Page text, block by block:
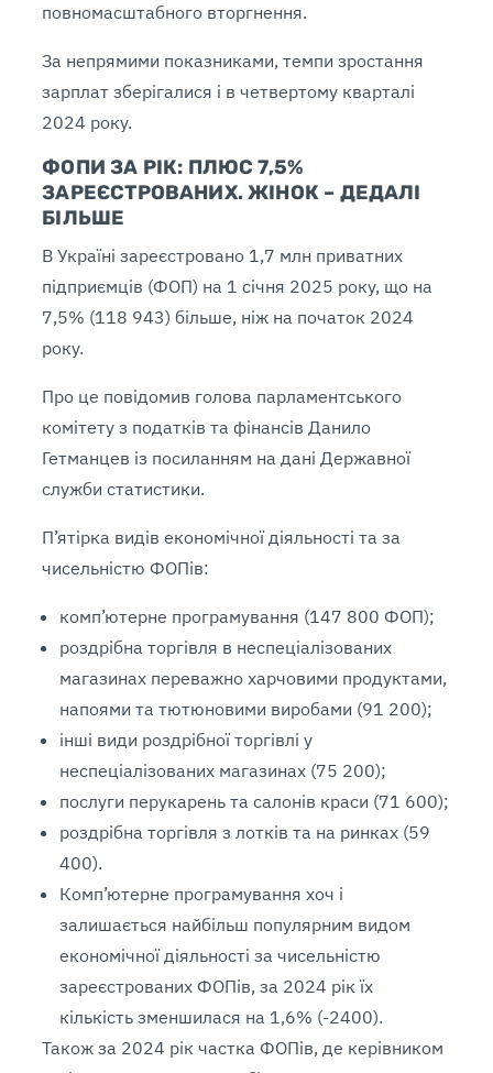
повномасштабного вторгнення.
За непрямими показниками, темпи зростання
зарплат зберігалися і в четвертому кварталі
2024 року.
ФОПИ ЗА РІК: ПЛЮС 7,5%
ЗАРЕЄСТРОВАНИХ. ЖІНОК – ДЕДАЛІ
БІЛЬШЕ
В Україні зареєстровано 1,7 млн приватних
підприємців (ФОП) на 1 січня 2025 року, що на
7,5% (118 943) більше, ніж на початок 2024
року.
Про це повідомив голова парламентського
комітету з податків та фінансів Данило
Гетманцев із посиланням на дані Державної
служби статистики.
П’ятірка видів економічної діяльності та за
чисельністю ФОПів:
комп’ютерне програмування (147 800 ФОП);
роздрібна торгівля в неспеціалізованих
магазинах переважно харчовими продуктами,
напоями та тютюновими виробами (91 200);
інші види роздрібної торгівлі у
неспеціалізованих магазинах (75 200);
послуги перукарень та салонів краси (71 600);
роздрібна торгівля з лотків та на ринках (59
400).
Комп’ютерне програмування хоч і
залишається найбільш популярним видом
економічної діяльності за чисельністю
зареєстрованих ФОПів, за 2024 рік їх
кількість зменшилася на 1,6% (-2400).
Також за 2024 рік частка ФОПів, де керівником